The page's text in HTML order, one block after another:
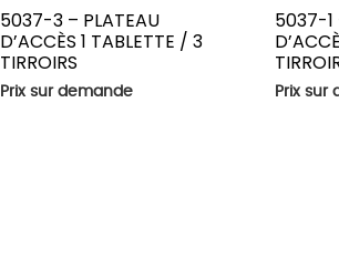
5037-3 – PLATEAU
D’ACCÈS 1 TABLETTE / 3
TIRROIRS
Prix sur demande
5037-1
Prix sur